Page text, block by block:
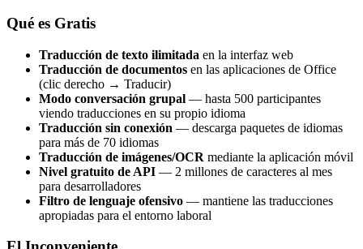
Qué es Gratis
Traducción de texto ilimitada en la interfaz web
Traducción de documentos en las aplicaciones de Office
(clic derecho → Traducir)
Modo conversación grupal — hasta 500 participantes
viendo traducciones en su propio idioma
Traducción sin conexión — descarga paquetes de idiomas
para más de 70 idiomas
Traducción de imágenes/OCR mediante la aplicación móvil
Nivel gratuito de API — 2 millones de caracteres al mes
para desarrolladores
Filtro de lenguaje ofensivo — mantiene las traducciones
apropiadas para el entorno laboral